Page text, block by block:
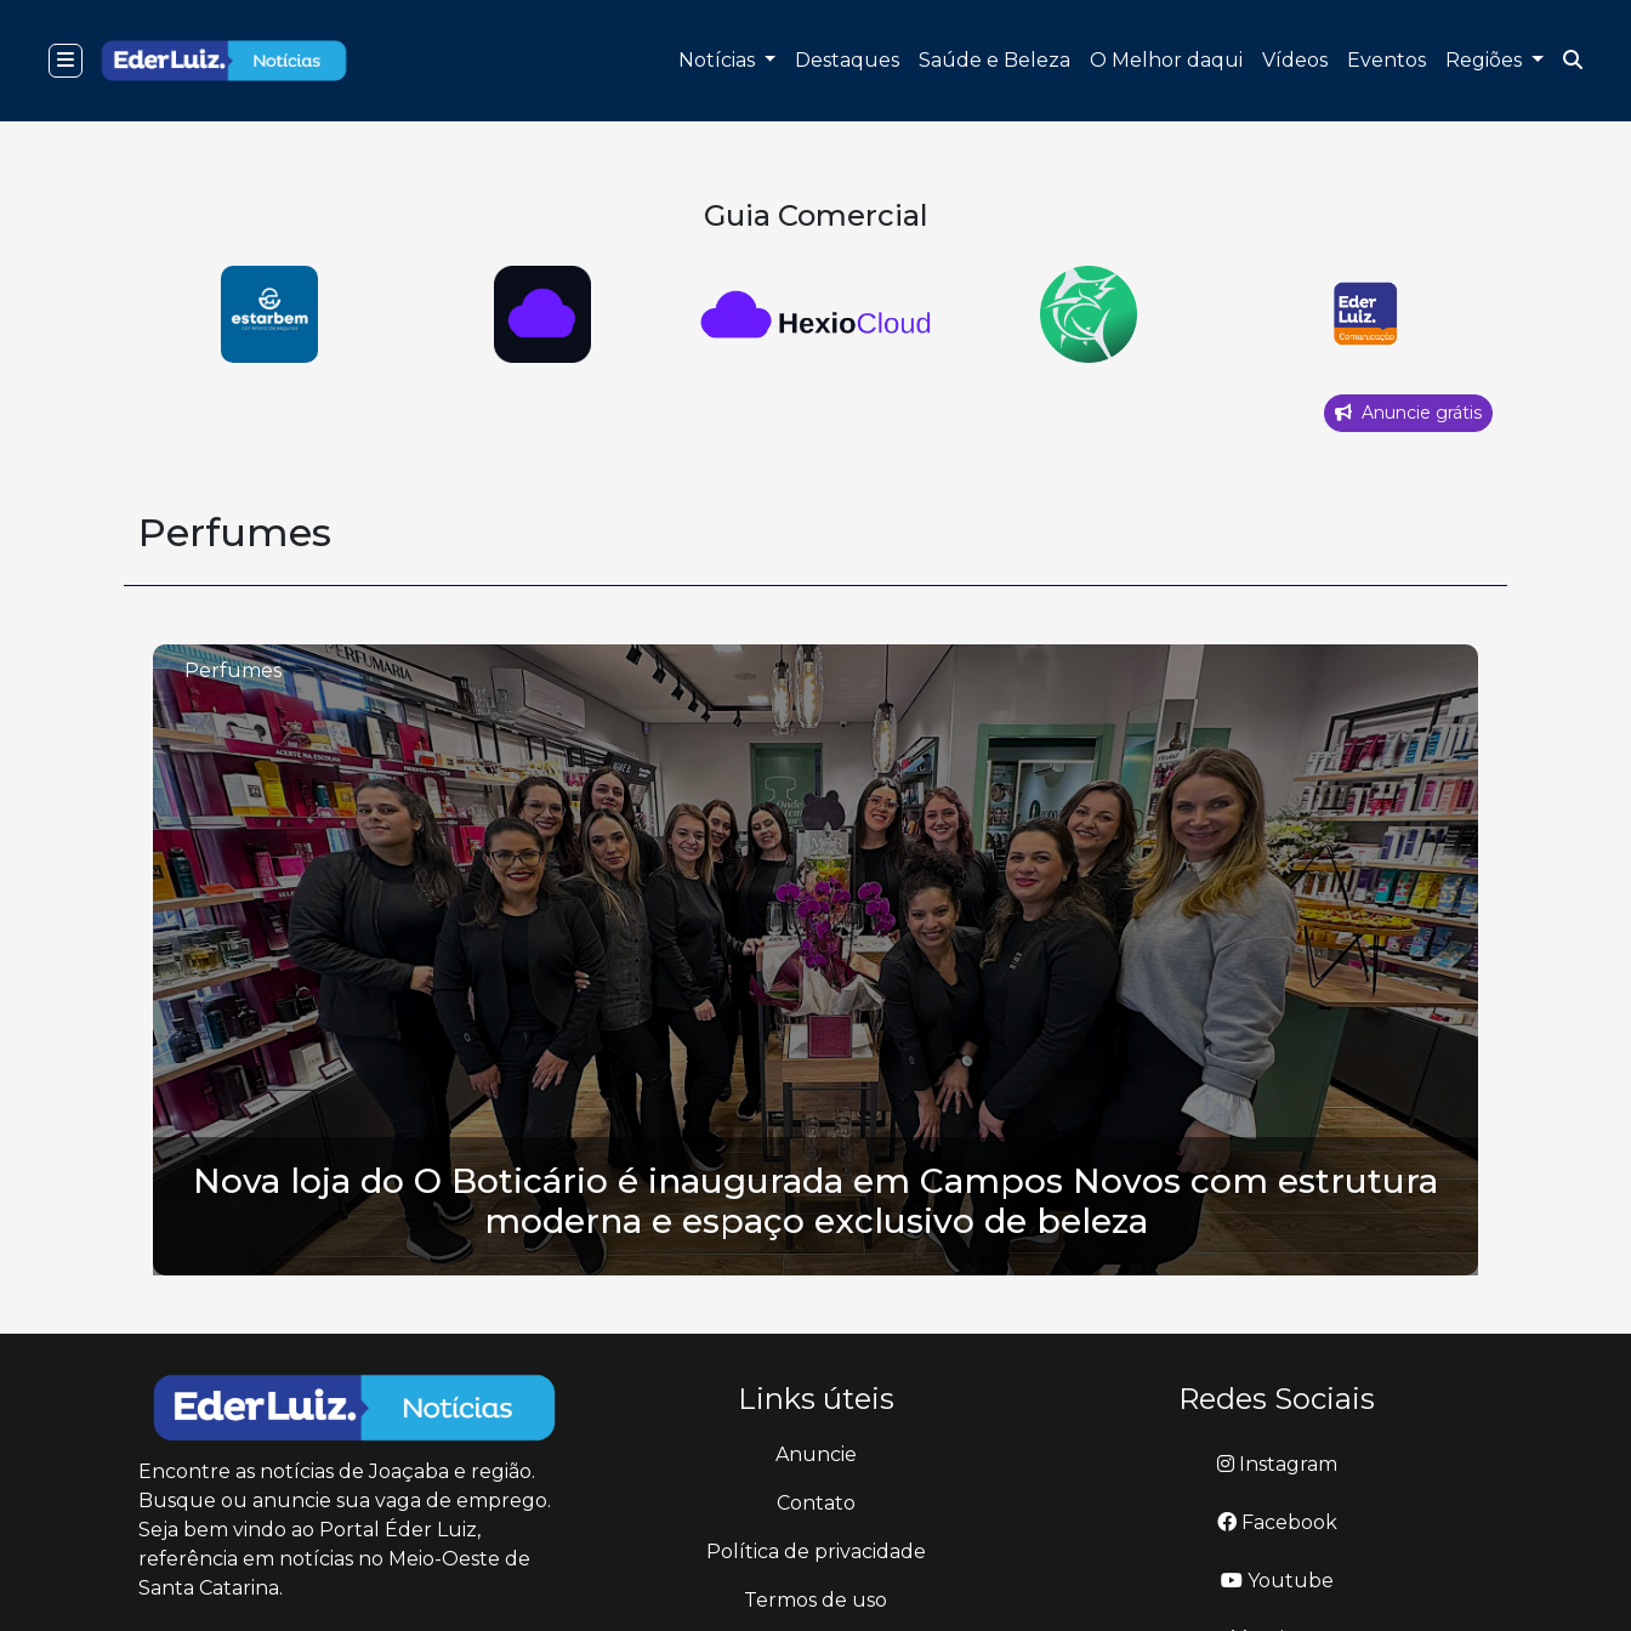
Notícias Destaques Saúde e Beleza O Melhor daqui Vídeos Eventos Regiões
Guia Comercial
Anuncie grátis
Perfumes
Perfumes
Nova loja do O Boticário é inaugurada em Campos Novos com estrutura
moderna e espaço exclusivo de beleza
Encontre as notícias de Joaçaba e região.
Busque ou anuncie sua vaga de emprego.
Seja bem vindo ao Portal Éder Luiz,
referência em notícias no Meio-Oeste de
Santa Catarina.
Links úteis
Anuncie
Contato
Política de privacidade
Termos de uso
Redes Sociais
Instagram
Facebook
Youtube